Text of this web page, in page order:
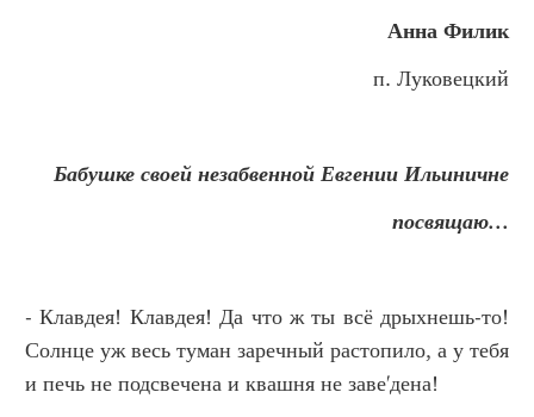
Анна Филик
п. Луковецкий
Бабушке своей незабвенной Евгении Ильиничне
посвящаю...
- Клавдея! Клавдея! Да что ж ты всё дрыхнешь-то!
Солнце уж весь туман заречный растопило, а у тебя
и печь не подсвечена и квашня не заве'дена!